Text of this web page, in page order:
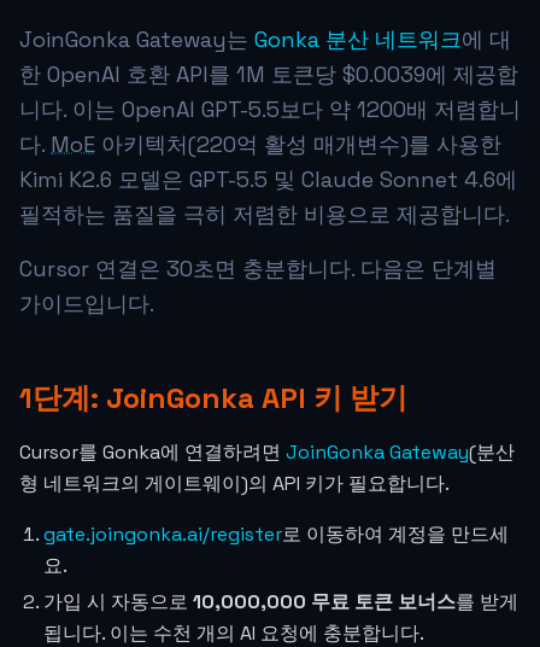
JoinGonka Gateway는 Gonka 분산 네트워크에 대
한 OpenAI 호환 API를 1M 토큰당 $0.0039에 제공합
니다. 이는 OpenAI GPT-5.5보다 약 1200배 저렴합니
다. MoE 아키텍처(220억 활성 매개변수)를 사용한
Kimi K2.6 모델은 GPT-5.5 및 Claude Sonnet 4.6에
필적하는 품질을 극히 저렴한 비용으로 제공합니다.
Cursor 연결은 30초면 충분합니다. 다음은 단계별
가이드입니다.
1단계: JoinGonka API 키 받기
Cursor를 Gonka에 연결하려면 JoinGonka Gateway(분산
형 네트워크의 게이트웨이)의 API 키가 필요합니다.
gate.joingonka.ai/register로 이동하여 계정을 만드세
요.
가입 시 자동으로 10,000,000 무료 토큰 보너스를 받게
됩니다. 이는 수천 개의 AI 요청에 충분합니다.